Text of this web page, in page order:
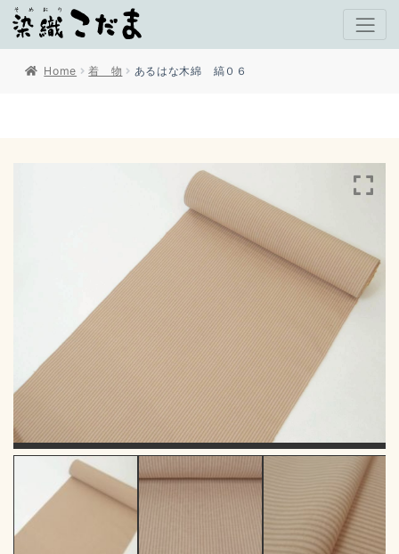
Home 着 物 あるはな木綿 縞０６